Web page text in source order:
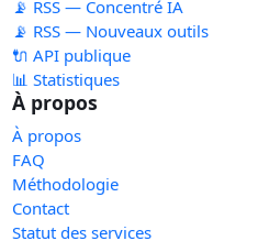
📡 RSS — Concentré IA
📡 RSS — Nouveaux outils
🔌 API publique
📊 Statistiques
À propos
À propos
FAQ
Méthodologie
Contact
Statut des services